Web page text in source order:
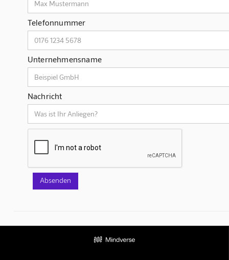
Telefonnummer
Unternehmensname
Nachricht